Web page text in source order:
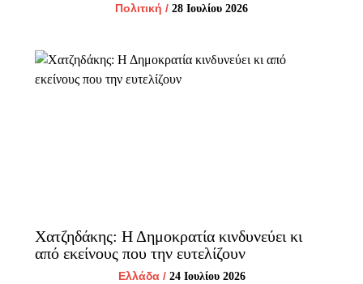
Πολιτική / 28 Ιουλίου 2026
Χατζηδάκης: Η Δημοκρατία κινδυνεύει κι
από εκείνους που την ευτελίζουν
Ελλάδα/ 24 Ιουλίου 2026